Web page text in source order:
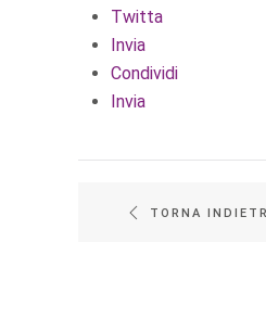
Twitta
Invia
Condividi
Invia
TORNA